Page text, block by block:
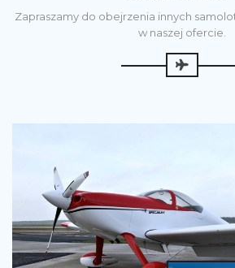
Zapraszamy do obejrzenia innych
w naszej ofercie.